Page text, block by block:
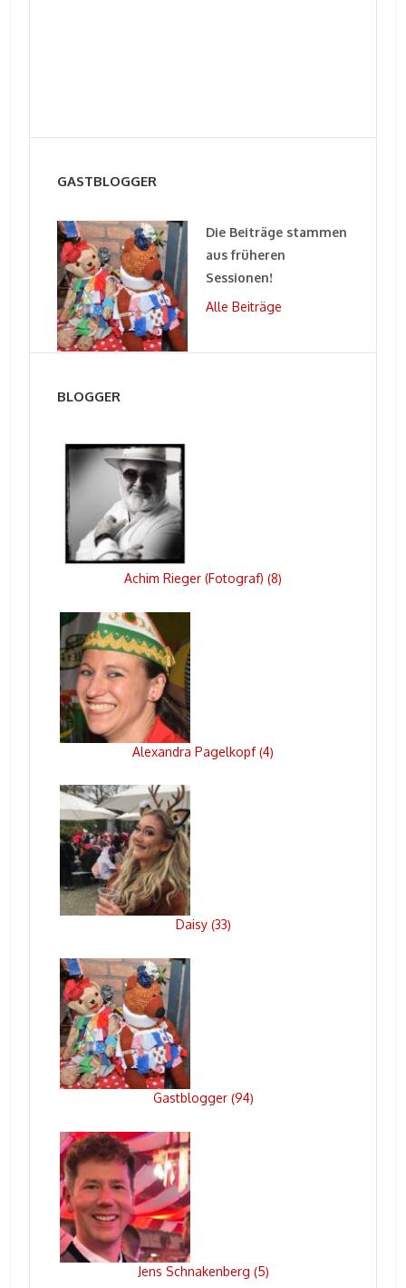
GASTBLOGGER
Die Beiträge stammen
aus früheren
Sessionen!
Alle Beiträge
BLOGGER
Achim Rieger (Fotograf) (8)
Alexandra Pagelkopf(4)
Daisy (33)
Gastblogger (94)
Jens Schnakenberg (5)